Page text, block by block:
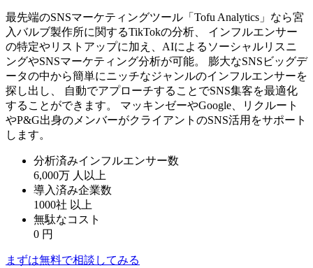
最先端のSNSマーケティングツール「Tofu Analytics」なら宮
入バルブ製作所に関するTikTokの分析、 インフルエンサー
の特定やリストアップに加え、AIによるソーシャルリスニ
ングやSNSマーケティング分析が可能。 膨大なSNSビッグデ
ータの中から簡単にニッチなジャンルのインフルエンサーを
探し出し、 自動でアプローチすることでSNS集客を最適化
することができます。 マッキンゼーやGoogle、リクルート
やP&G出身のメンバーがクライアントのSNS活用をサポート
します。
分析済みインフルエンサー数
6,000万 人以上
導入済み企業数
1000社 以上
無駄なコスト
0 円
まずは無料で相談してみる